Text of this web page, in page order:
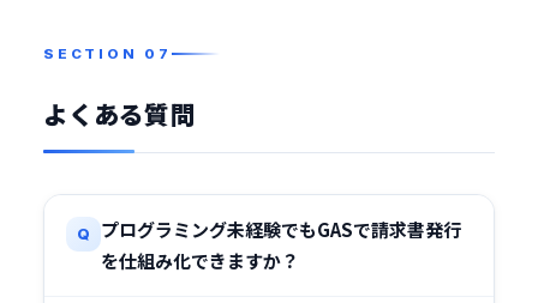
よくある質問
Q
プログラミング未経験でもGASで請求書発行
を仕組み化できますか？